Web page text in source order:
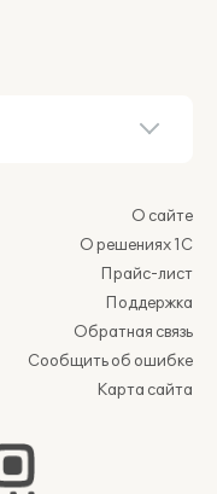
О сайте
О решениях 1С
Прайс-лист
Поддержка
Обратная связь
Сообщить об ошибке
Карта сайта